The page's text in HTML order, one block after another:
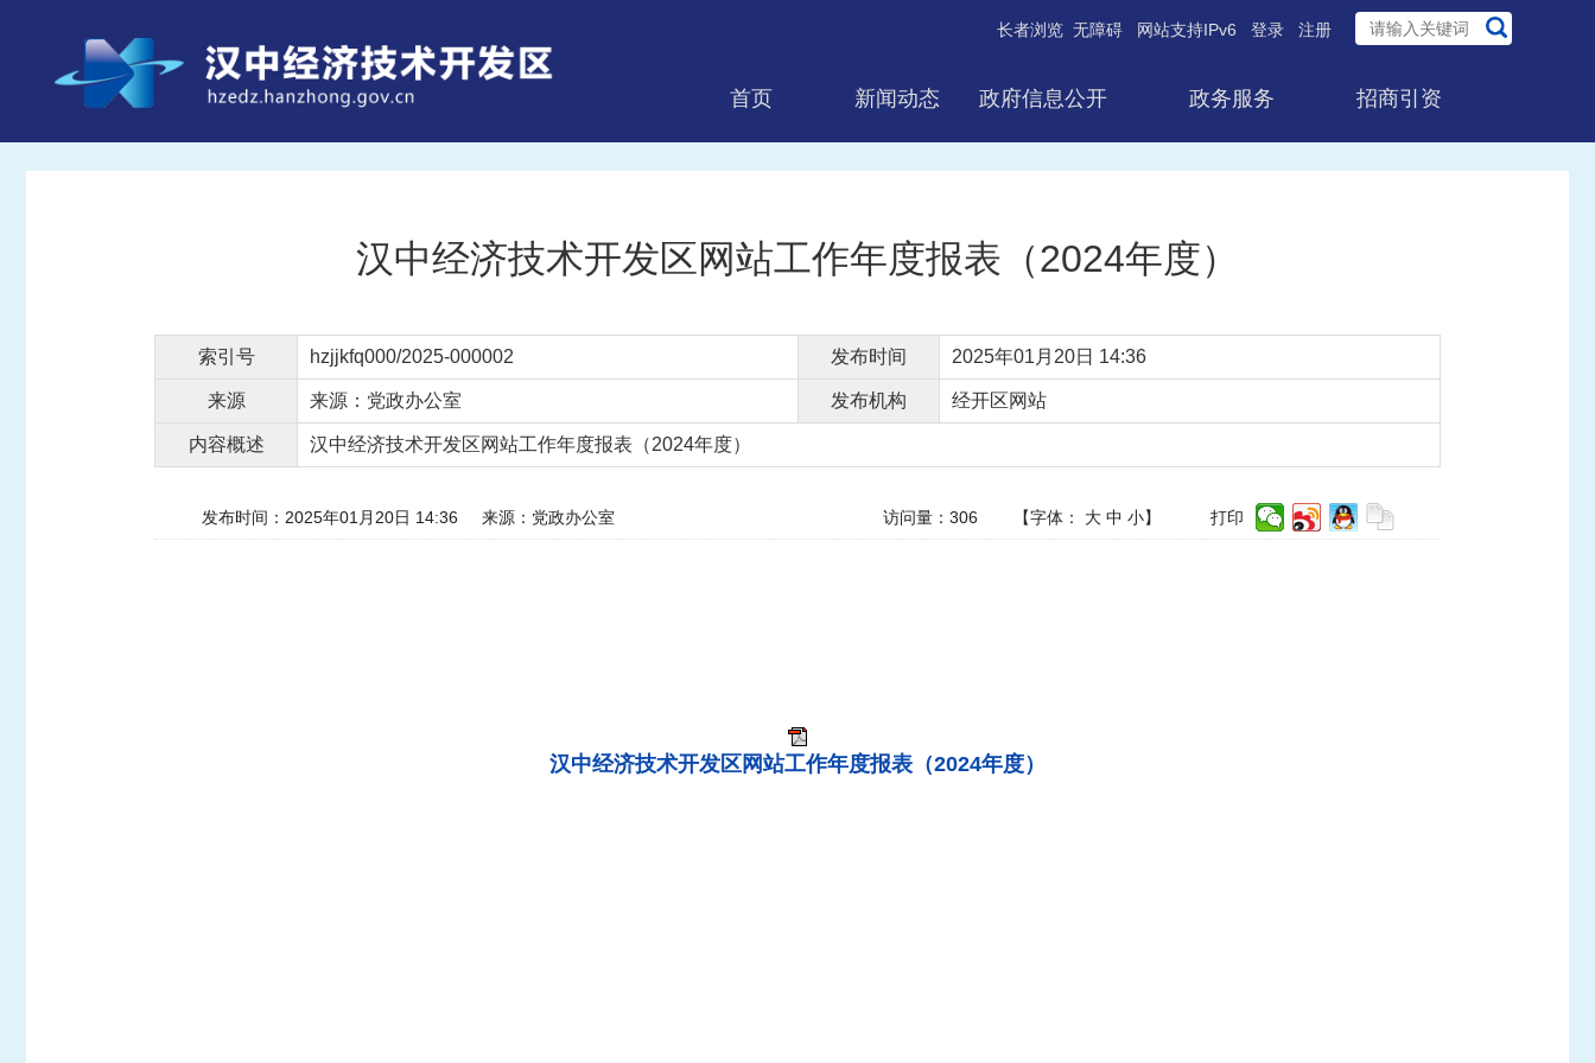
长者浏览 无障碍 网站支持IPv6 登录 注册
首页 新闻动态 政府信息公开 政务服务 招商引资
汉中经济技术开发区网站工作年度报表（2024年度）
索引号 hzjjkfq000/2025-000002 发布时间 2025年01月20日 14:36
来源 来源：党政办公室 发布机构 经开区网站
内容概述 汉中经济技术开发区网站工作年度报表（2024年度）
发布时间：2025年01月20日 14:36 来源：党政办公室 访问量： 306 【字体： 大 中 小】 打印
汉中经济技术开发区网站工作年度报表（2024年度）